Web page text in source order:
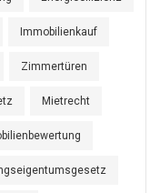
Immobilienkauf
Zimmertüren
Mietrecht